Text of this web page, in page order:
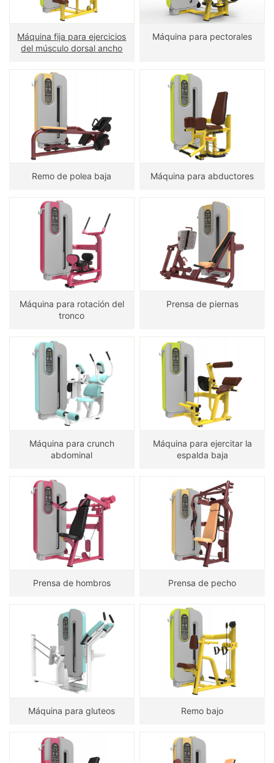
Máquina fija para ejercicios
del músculo dorsal ancho
Máquina para pectorales
Remo de polea baja Máquina para abductores
Máquina para rotación del
tronco
Prensa de piernas
Máquina para crunch
abdominal
Máquina para ejercitar la
espalda baja
Prensa de hombros Prensa de pecho
Máquina para gluteos Remo bajo